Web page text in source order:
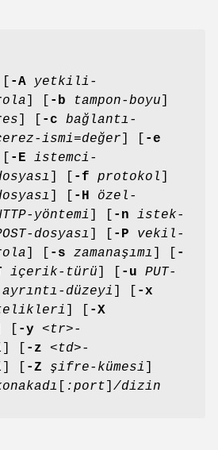
-A
yetkili-
-b tampon-boyu
-c
bağlantı-
ismi=değer
-e
-E
istemci-
-f protokol
-H
özel-
yöntemi -n
istek-
dosyası -P
vekil-
-s zamanaşımı
-
içerik-türü -u
PUT-
ayrıntı-düzeyi
-x
-X
-y
<tr>-
-z
<td>-
-Z şifre-kümesi
:port /dizin